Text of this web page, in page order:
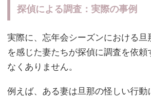
探偵による調査：実際の事例
実際に、忘年会シーズンにおける旦
を感じた妻たちが探偵に調査を依頼
なくありません。
例えば、ある妻は旦那の怪しい行動